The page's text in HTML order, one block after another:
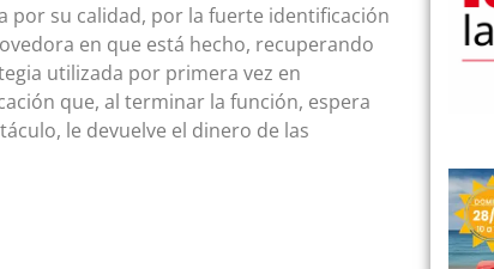
por su calidad, por la fuerte identificación
en que está hecho, recuperando
utilizada por primera vez en
que, al terminar la función, espera
le devuelve el dinero de las